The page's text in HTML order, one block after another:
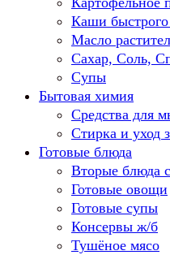
Каши быстрого
Масло
Сахар, Соль,
Супы
Бытовая химия
Средства для
Стирка и уход
Готовые блюда
Вторые блюда
Готовые овощи
Готовые супы
Консервы ж/б
Тушёное мясо